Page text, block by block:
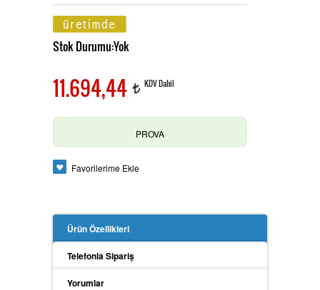
Pensampermetre
Multimetre
Toprak Megeri
OAG Ölçü Aletleri
Stok Durumu:Yok
11.694,44 t KDV Dahil
PROVA
Favorilerime Ekle
Ürün Özellikleri
Telefonla Sipariş
Yorumlar